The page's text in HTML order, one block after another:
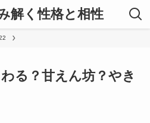
解く性格と相性
る？甘えん坊？やき